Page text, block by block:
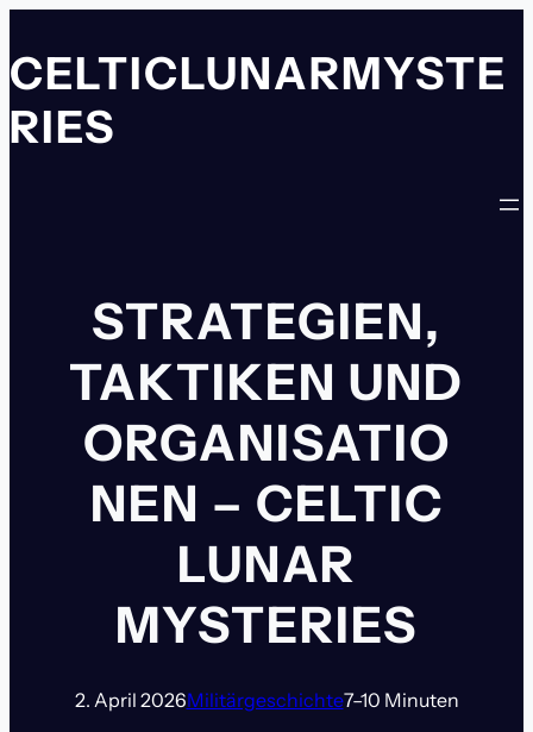
springen
CELTICLUNARMYSTE
RIES
STRATEGIEN,
TAKTIKEN UND
ORGANISATIO
NEN – CELTIC
LUNAR
MYSTERIES
2. April 2026Militärgeschichte7–10 Minuten